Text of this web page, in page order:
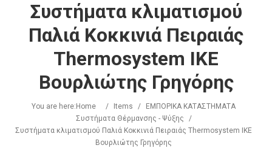
Search
Συστήματα κλιματισμού
Παλιά Κοκκινιά Πειραιάς
Thermosystem ΙΚΕ
Βουρλιώτης Γρηγόρης
You are here: Home / Items /
ΕΜΠΟΡΙΚΑ ΚΑΤΑΣΤΗΜΑΤΑ
Συστήματα Θέρμανσης - Ψύξης
/
Συστήματα κλιματισμού Παλιά Κοκκινιά Πειραιάς Thermosystem ΙΚΕ
Βουρλιώτης Γρηγόρης